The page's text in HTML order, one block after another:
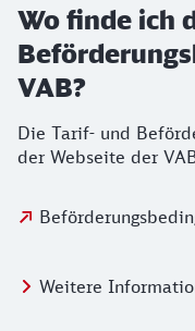
Wo finde ich
VAB?
Die Tarif- und
der Webseite der
Weitere